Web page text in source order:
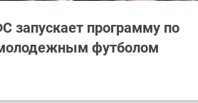
запускает программу по
футболом